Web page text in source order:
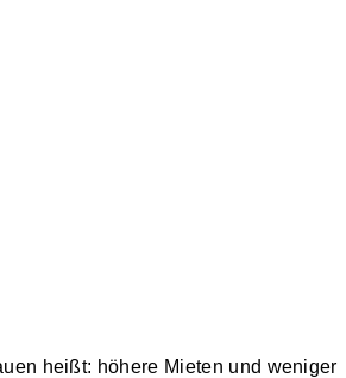
heißt: höhere Mieten und weniger